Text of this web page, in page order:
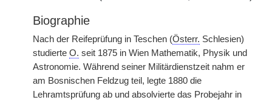
Biographie
Nach der Reifeprüfung in Teschen (Österr. Schlesien)
studierte O. seit 1875 in Wien Mathematik, Physik und
Astronomie. Während seiner Militärdienstzeit nahm er
am Bosnischen Feldzug teil, legte 1880 die
Lehramtsprüfung ab und absolvierte das Probejahr in